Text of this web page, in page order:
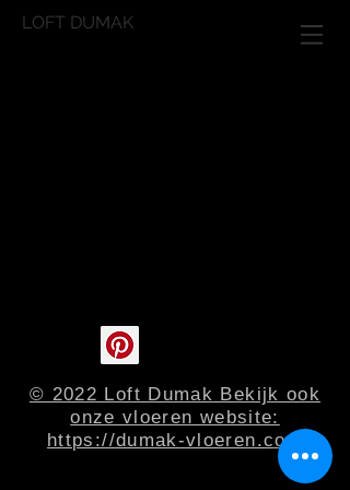
LOFT DUMAK
© 2022 Loft Dumak Bekijk ook
onze vloeren website:
https://dumak-vloeren.com